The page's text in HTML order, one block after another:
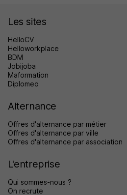
Les sites
HelloCV
Helloworkplace
BDM
Jobijoba
Maformation
Diplomeo
Alternance
Offres d'alternance par métier
Offres d'alternance par ville
Offres d'alternance par association
L'entreprise
Qui sommes-nous ?
On recrute